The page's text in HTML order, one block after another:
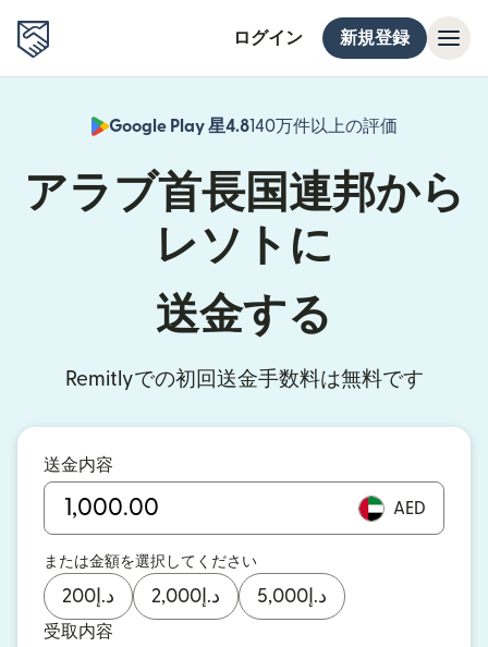
ログイン 新規登録
Google Play 星4.8140万件以上の評価
（別ウィン
アラブ首長国連邦から
レソトに
送金する
Remitlyでの初回送金手数料は無料です
送金内容
AED
または金額を選択してください
د.إ 200 د.إ 2,000 د.إ 5,000
受取内容